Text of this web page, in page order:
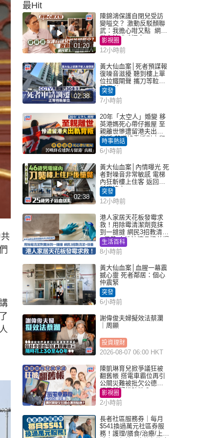
最Hit
01:20
陳錦鴻保護自閉兒受訪
變嗌交？ 激動反駁顏聯
武：我擔心咁又點 網民
批主持咄咄逼人
影視圈
12小時前
02:38
黃大仙血案│死者預謀報
復噪音滋擾 聽到樓上單
位拉鐵閘聲 攜刀等𨋢伏
擊傷者
突發
7小時前
20年「太空人」婚變 移
英港媽死心帶仔搬屋 至
親離世慘遭留港夫出軌
背叛 苦嘆終看透對方留
港「真相」｜Juicy叮
時事熱話
6小時前
02:38
黃大仙血案│內情曝光 死
者對噪音非常敏感 電梯
內狂斬樓上住客 返回住
所墮樓亡
突發
12小時前
港人家居天花板發霉求
救！用除霉清潔劑竟抹
到一撻撻 網民3招教清潔
+保養 本地油漆品牌曾提
醒勿用1物防變色
生活百科
8小時前
黃大仙血案│血腥一幕震
撼心靈 死者鄰居：個心
仲震緊
突發
6小時前
謝偉俊夫婦擬效法蔡瀾
｜周顯
投資理財
2026-08-07 06:00 HKT
陳凱琳育兒掀爭議狂被
翻舊帳 搭電車霸位再引
公關災難被批欠公德心
網民質疑扮貼地？
影視圈
2小時前
長者社區服務券｜每月
$541換過萬元社區券服
務！護理/膳食/治療/上門